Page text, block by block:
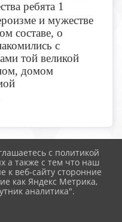
ребята 1
и мужестве
составе, о
с
той великой
домом
данных
с политикой
а также с тем что наш
к веб-сайту сторонние
как Яндекс Метрика,
аналитика".